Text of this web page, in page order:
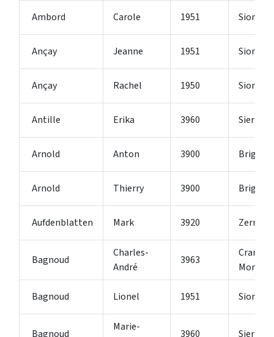
Ambord Carole 1951 Sion
Ançay Jeanne 1951 Sion
Ançay Rachel 1950 Sion
Antille Erika 3960 Sierre
Arnold Anton 3900 Brig-
Arnold Thierry 3900 Brig-
Aufdenblatten Mark 3920 Zermatt
Bagnoud
Charles-
André
3963
Crans-
Bagnoud Lionel 1951 Sion
Bagnoud
Marie-
3960 Sierre